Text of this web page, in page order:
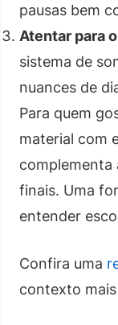
pausas bem
Atentar para
sistema de
nuances de
Para quem
material com
complementa
finais. Uma
entender
Confira uma
contexto